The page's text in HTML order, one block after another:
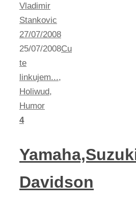
Vladimir
Stankovic
27/07/2008
25/07/2008Cu
te
linkujem...,
Holiwud,
Humor
4
Davidson